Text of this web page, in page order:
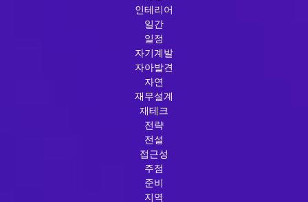
인테리어
일간
일정
자기계발
자아발견
자연
재무설계
재테크
전략
전설
접근성
주점
준비
지역